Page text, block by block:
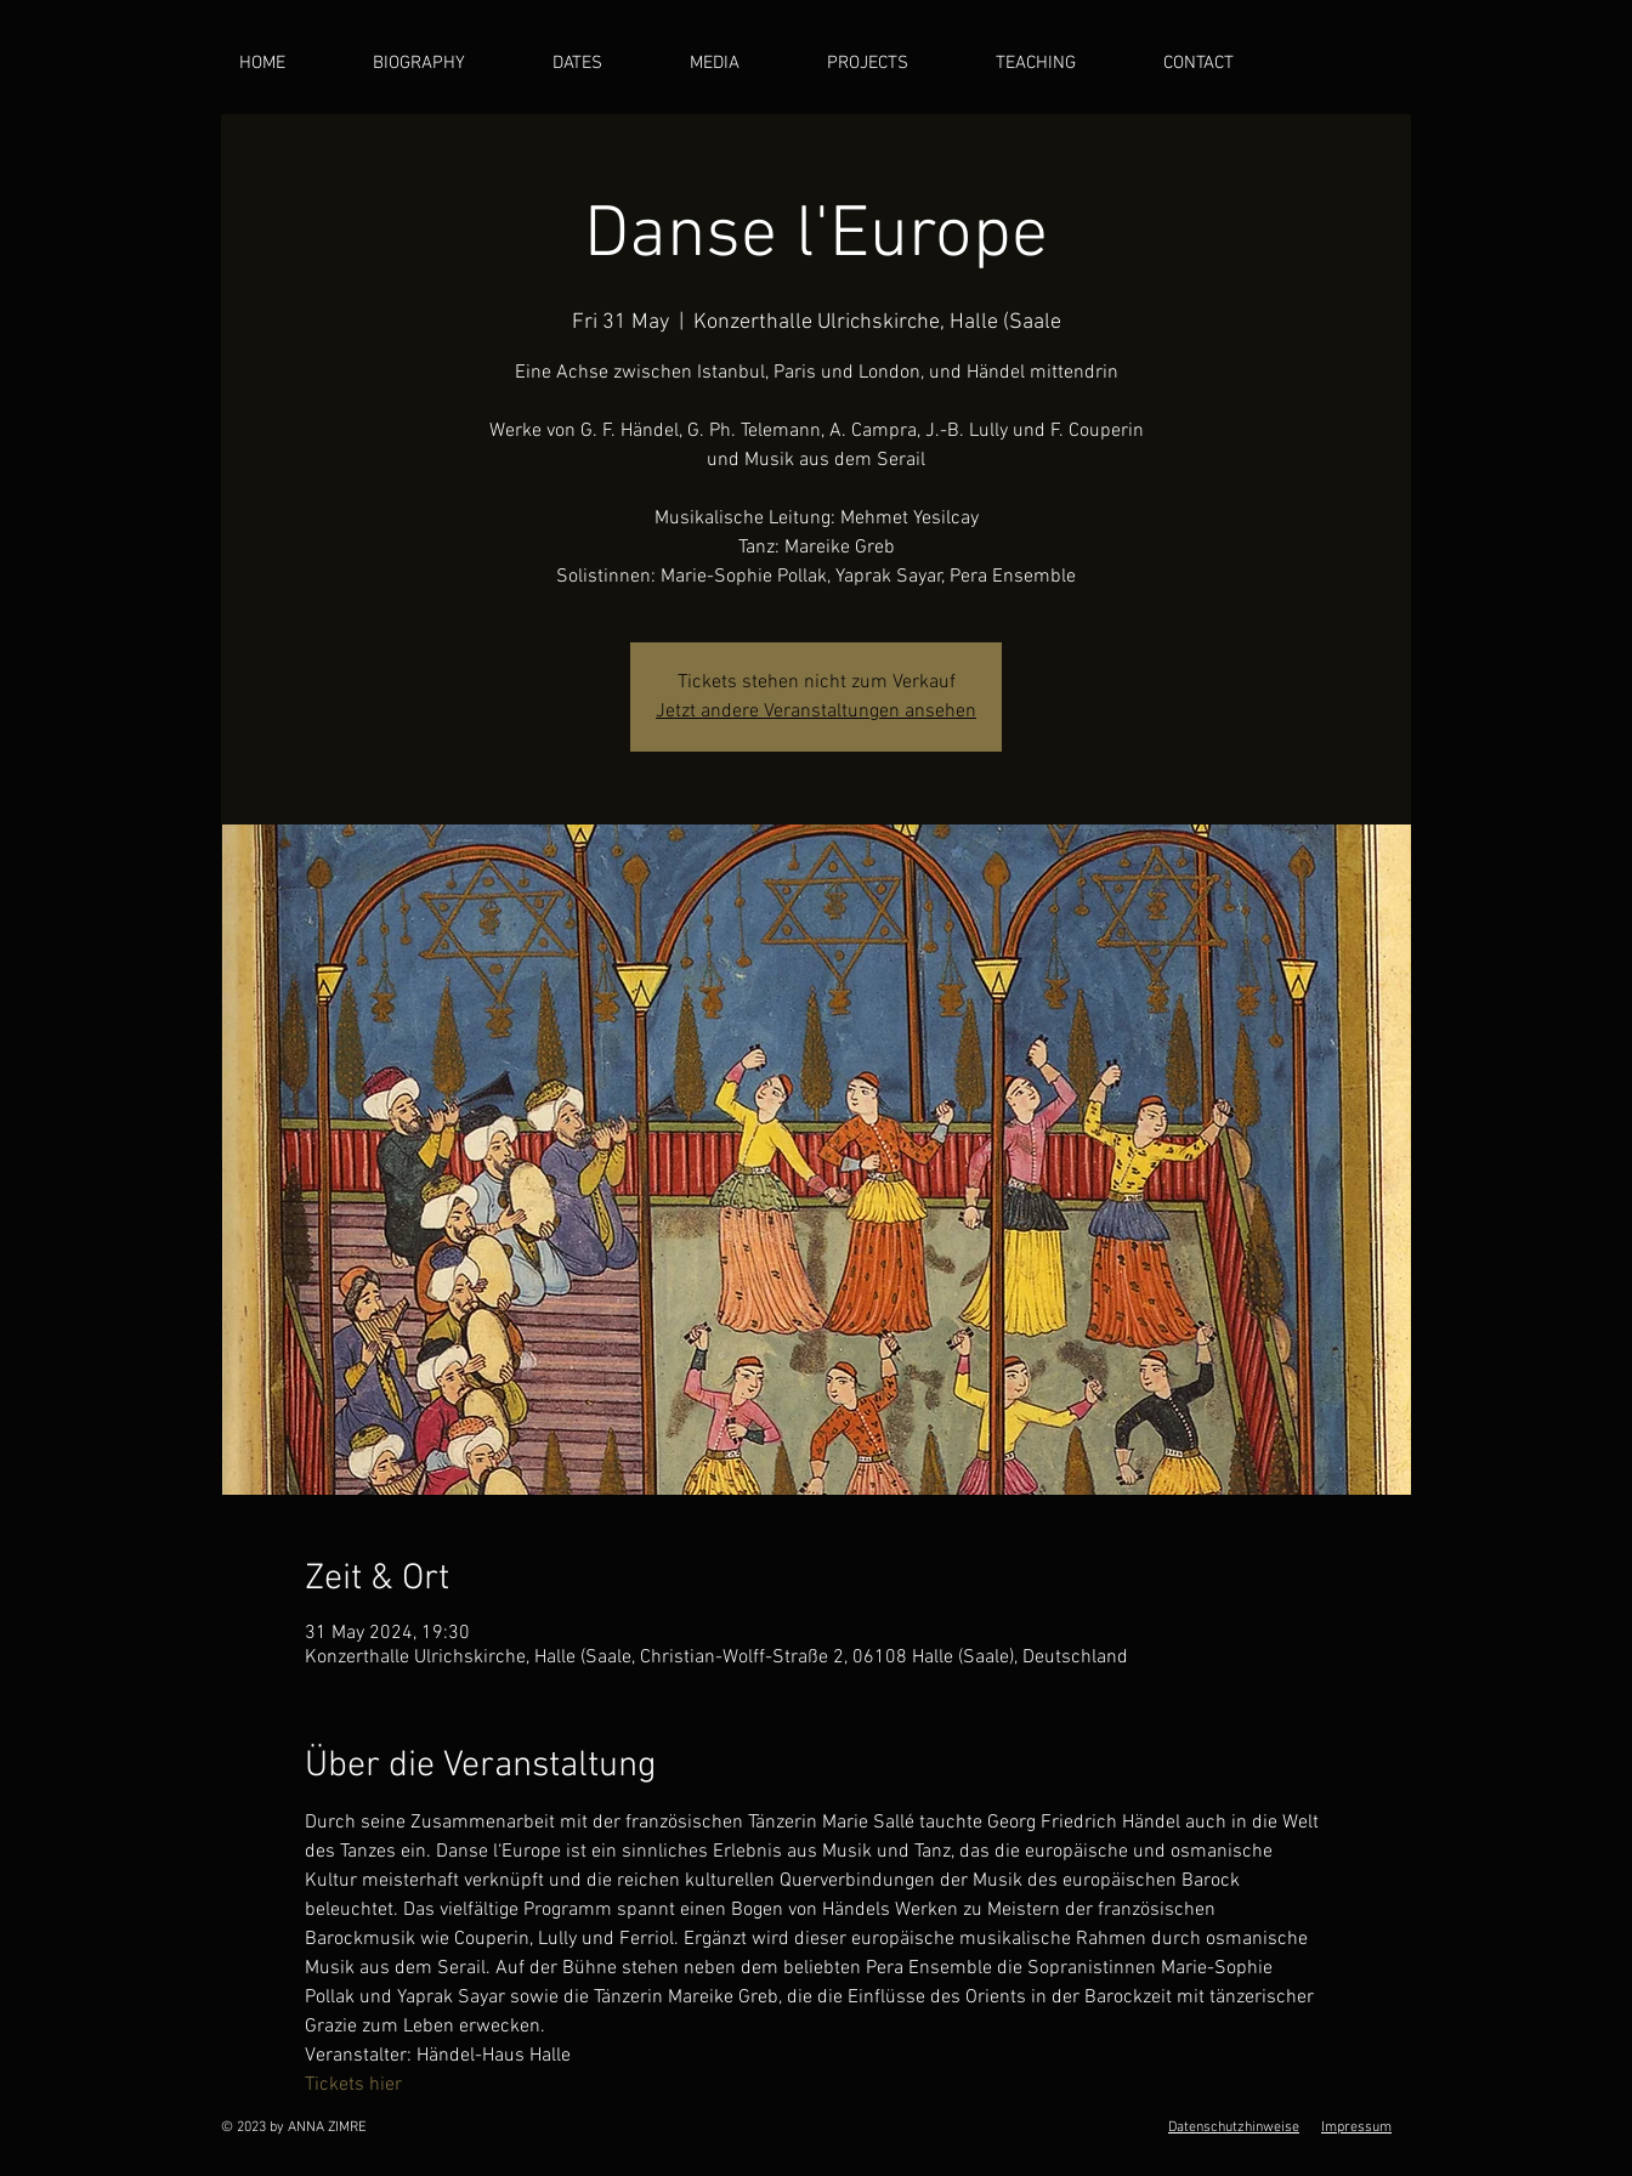
HOME BIOGRAPHY DATES MEDIA PROJECTS TEACHING CONTACT
Danse l'Europe
Fri 31 May
  |
Konzerthalle Ulrichskirche, Halle (Saale
Eine Achse zwischen Istanbul, Paris und London, und Händel mittendrin
Werke von G. F. Händel, G. Ph. Telemann, A. Campra, J.-B. Lully und F. Couperin
und Musik aus dem Serail
Musikalische Leitung: Mehmet Yesilcay
Tanz: Mareike Greb
Solistinnen: Marie-Sophie Pollak, Yaprak Sayar, Pera Ensemble
Tickets stehen nicht zum Verkauf
Jetzt andere Veranstaltungen ansehen
Zeit & Ort
31 May 2024, 19:30
Konzerthalle Ulrichskirche, Halle (Saale, Christian-Wolff-Straße 2, 06108 Halle (Saale), Deutschland
Über die Veranstaltung
Durch seine Zusammenarbeit mit der französischen Tänzerin Marie Sallé tauchte Georg Friedrich Händel auch in die Welt
des Tanzes ein. Danse l‘Europe ist ein sinnliches Erlebnis aus Musik und Tanz, das die europäische und osmanische
Kultur meisterhaft verknüpft und die reichen kulturellen Querverbindungen der Musik des europäischen Barock
beleuchtet. Das vielfältige Programm spannt einen Bogen von Händels Werken zu Meistern der französischen
Barockmusik wie Couperin, Lully und Ferriol. Ergänzt wird dieser europäische musikalische Rahmen durch osmanische
Musik aus dem Serail. Auf der Bühne stehen neben dem beliebten Pera Ensemble die Sopranistinnen Marie-Sophie
Pollak und Yaprak Sayar sowie die Tänzerin Mareike Greb, die die Einflüsse des Orients in der Barockzeit mit tänzerischer
Grazie zum Leben erwecken.
Veranstalter: Händel-Haus Halle
Tickets hier
© 2023 by ANNA ZIMRE Datenschutzhinweise Impressum